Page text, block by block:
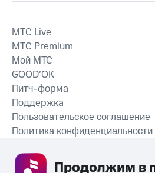
СКАЧАТЬ
MTС Live
MTС Premium
Мой МТС
GOOD’OK
Питч-форма
Поддержка
Пользовательское соглашение
Политика конфиденциальности